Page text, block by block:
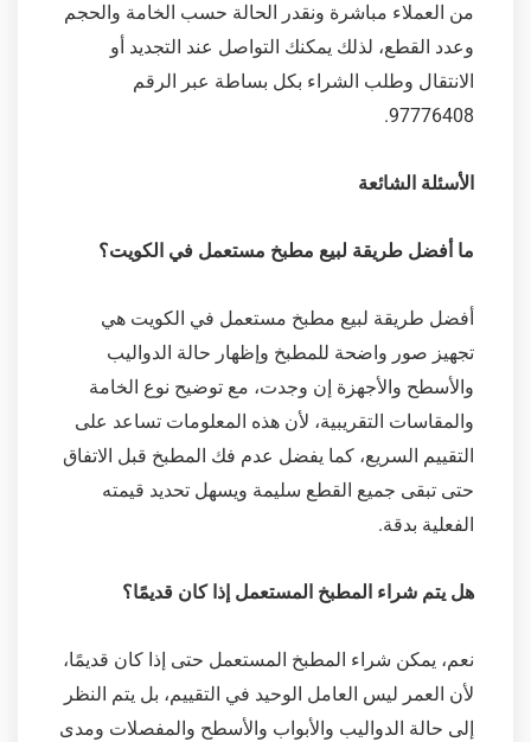
من العملاء مباشرة ونقدر الحالة حسب الخامة والحجم
وعدد القطع، لذلك يمكنك التواصل عند التجديد أو
الانتقال وطلب الشراء بكل بساطة عبر الرقم
97776408.
الأسئلة الشائعة
ما أفضل طريقة لبيع مطبخ مستعمل في الكويت؟
أفضل طريقة لبيع مطبخ مستعمل في الكويت هي
تجهيز صور واضحة للمطبخ وإظهار حالة الدواليب
والأسطح والأجهزة إن وجدت، مع توضيح نوع الخامة
والمقاسات التقريبية، لأن هذه المعلومات تساعد على
التقييم السريع، كما يفضل عدم فك المطبخ قبل الاتفاق
حتى تبقى جميع القطع سليمة ويسهل تحديد قيمته
الفعلية بدقة.
هل يتم شراء المطبخ المستعمل إذا كان قديمًا؟
نعم، يمكن شراء المطبخ المستعمل حتى إذا كان قديمًا،
لأن العمر ليس العامل الوحيد في التقييم، بل يتم النظر
إلى حالة الدواليب والأبواب والأسطح والمفصلات ومدى